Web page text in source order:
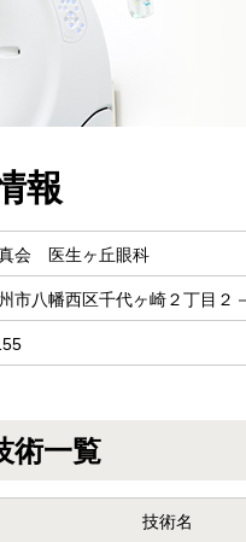
報
会 医生ヶ丘眼科
市八幡西区千代ヶ崎２丁目２
術一覧
技術名